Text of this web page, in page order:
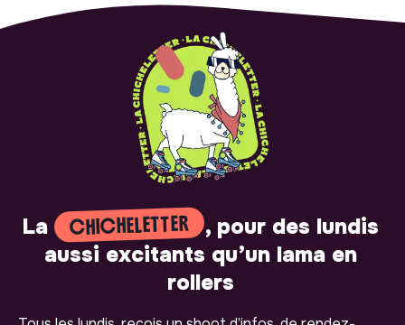
La CHICHELETTER
, pour des lundis
aussi excitants qu’un lama en
rollers